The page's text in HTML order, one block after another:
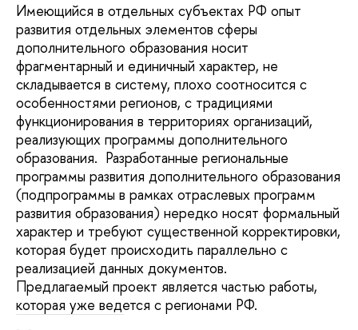
Имеющийся в отдельных субъектах РФ опыт
развития отдельных элементов сферы
дополнительного образования носит
фрагментарный и единичный характер, не
складывается в систему, плохо соотносится с
особенностями регионов, с традициями
функционирования в территориях организаций,
реализующих программы дополнительного
образования. Разработанные региональные
программы развития дополнительного образования
(подпрограммы в рамках отраслевых программ
развития образования) нередко носят формальный
характер и требуют существенной корректировки,
которая будет происходить параллельно с
реализацией данных документов.
Предлагаемый проект является частью работы,
которая уже ведется с регионами РФ.